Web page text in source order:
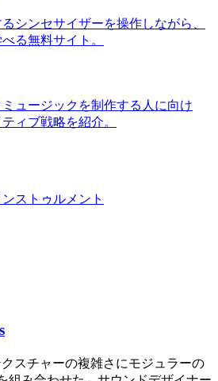
シンセサイザーを操作しながら、
る無料サイト。
ュージックを制作する人に向け
ィブ戦略を紹介。
ストゥルメント
スチャーの複雑さにモジュラーの